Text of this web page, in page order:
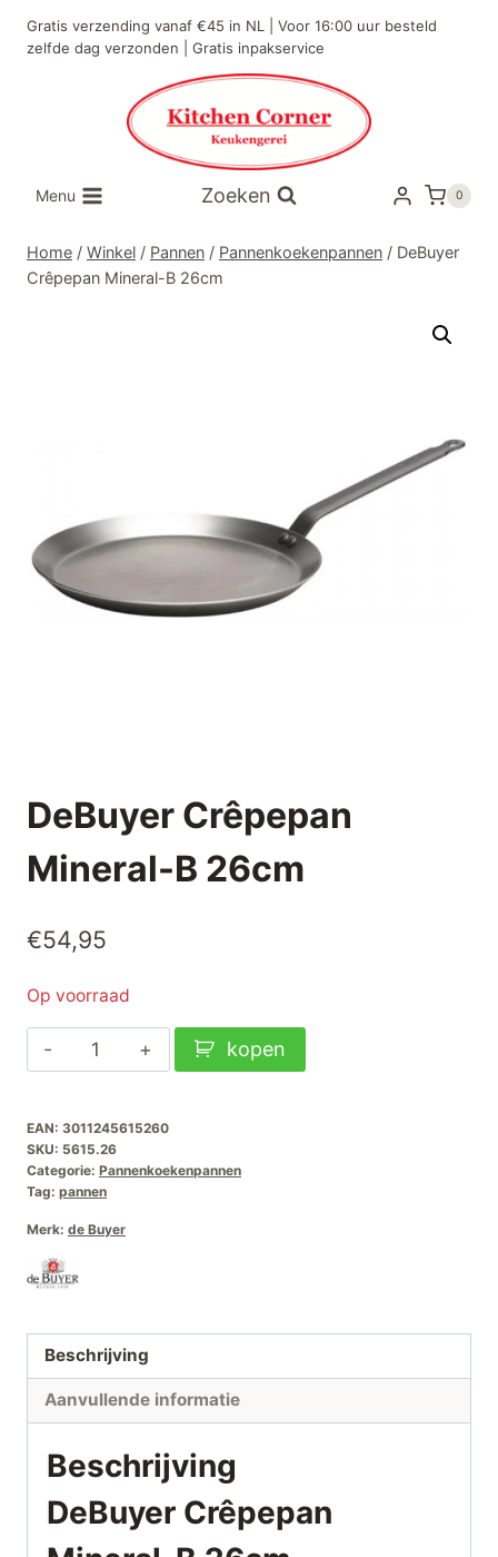
naar
Gratis verzending vanaf €45 in NL | Voor 16:00 uur besteld
zelfde dag verzonden | Gratis inpakservice
Menu Zoeken 0
Home / Winkel / Pannen / Pannenkoekenpannen / DeBuyer
Crêpepan Mineral-B 26cm
DeBuyer Crêpepan
Mineral-B 26cm
€54,95
Op voorraad
DeBuyer
Crêpepan
B
26cm
aantal
kopen
EAN: 3011245615260
SKU: 5615.26
Categorie: Pannenkoekenpannen
Tag: pannen
Merk: de Buyer
Beschrijving
Aanvullende informatie
Beschrijving
DeBuyer Crêpepan